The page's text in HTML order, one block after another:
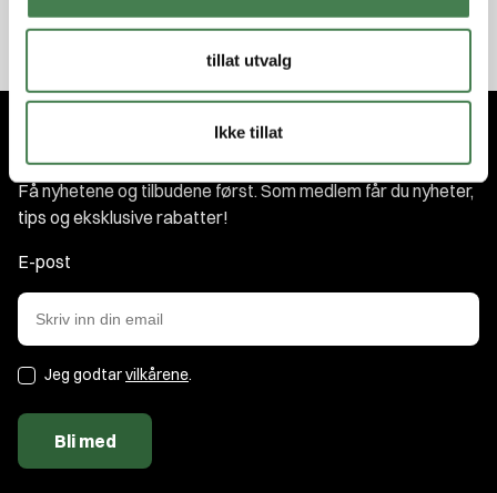
tillat utvalg
Ikke tillat
Abonner på nyhetsbrevet
Få nyhetene og tilbudene først. Som medlem får du nyheter,
tips og eksklusive rabatter!
E-post
Jeg godtarvilkårene.
Bli med